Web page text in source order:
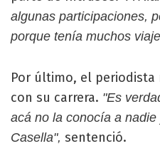
algunas participaciones,
porque tenía muchos
Por último, el
con su carrera. "Es
acá no la conocía a
Casella", sentenció.